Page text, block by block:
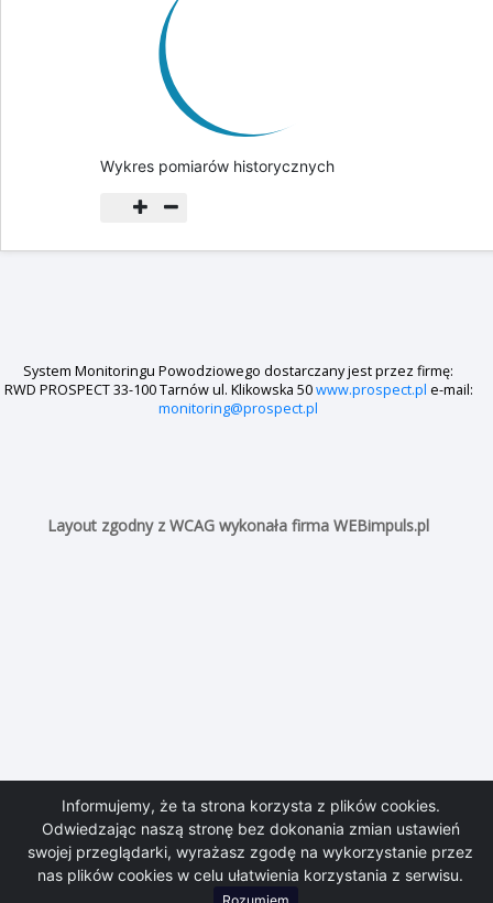
Informujemy, że ta strona korzysta z plików cookies.
Odwiedzając naszą stronę bez dokonania zmian ustawień
swojej przeglądarki, wyrażasz zgodę na wykorzystanie przez
nas plików cookies w celu ułatwienia korzystania z serwisu.
Wykres pomiarów historycznych
System Monitoringu Powodziowego dostarczany jest przez firmę:
RWD PROSPECT 33-100 Tarnów ul. Klikowska 50www.prospect.pl e-mail:
monitoring@prospect.pl
Layout zgodny z WCAG wykonała firma WEBimpuls.pl